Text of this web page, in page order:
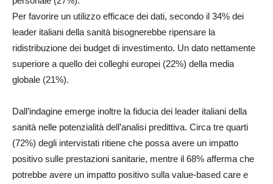
Per favorire un utilizzo efficace dei dati, secondo il 34% dei
leader italiani della sanità bisognerebbe ripensare la
ridistribuzione dei budget di investimento. Un dato nettamente
superiore a quello dei colleghi europei (22%) della media
globale (21%).
Dall’indagine emerge inoltre la fiducia dei leader italiani della
sanità nelle potenzialità dell’analisi predittiva. Circa tre quarti
(72%) degli intervistati ritiene che possa avere un impatto
positivo sulle prestazioni sanitarie, mentre il 68% afferma che
potrebbe avere un impatto positivo sulla value-based care e